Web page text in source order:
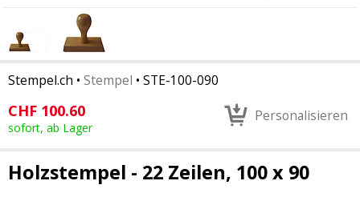
Stempel.ch • Stempel • STE-100-090
CHF 100.60
sofort, ab Lager
Personalisieren
Holzstempel - 22 Zeilen, 100 x 90